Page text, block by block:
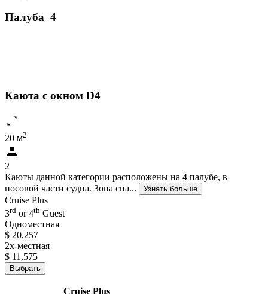
Палуба 4
Каюта с окном D4
20 м2
2
Каюты данной категории расположены на 4 палубе, в
носовой части судна. Зона спа...
Узнать больше
Cruise Plus
3rd or 4th Guest
Одноместная
$ 20,257
2х-местная
$ 11,575
Выбрать
Cruise Plus